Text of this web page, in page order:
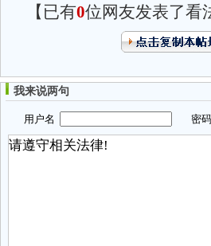
【已有0位网友发表了看
我来说两句
用户名 密码